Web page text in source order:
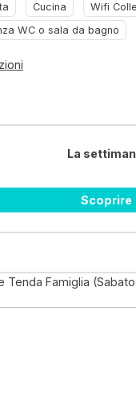
Cucina
Wifi
WC o sala da bagno
La
Scoprire